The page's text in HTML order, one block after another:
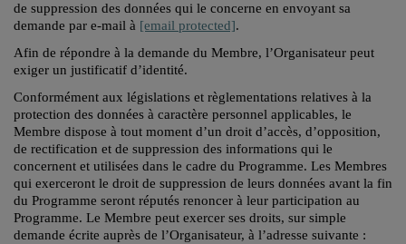
de suppression des données qui le concerne en envoyant sa
demande par e-mail à [email protected].
Afin de répondre à la demande du Membre, l’Organisateur peut
exiger un justificatif d’identité.
Conformément aux législations et règlementations relatives à la
protection des données à caractère personnel applicables, le
Membre dispose à tout moment d’un droit d’accès, d’opposition,
de rectification et de suppression des informations qui le
concernent et utilisées dans le cadre du Programme. Les Membres
qui exerceront le droit de suppression de leurs données avant la fin
du Programme seront réputés renoncer à leur participation au
Programme. Le Membre peut exercer ses droits, sur simple
demande écrite auprès de l’Organisateur, à l’adresse suivante :